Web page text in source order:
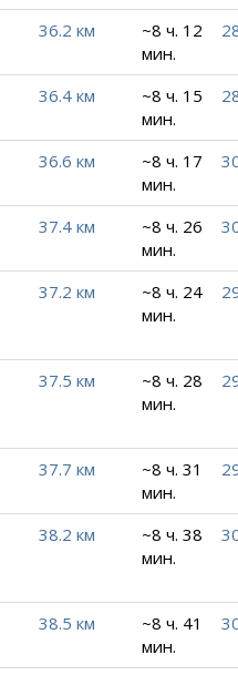
36.2 км
~8 ч. 12
мин.
36.4 км
~8 ч. 15
мин.
36.6 км
~8 ч. 17
мин.
37.4 км
~8 ч. 26
мин.
37.2 км
~8 ч. 24
мин.
37.5 км
~8 ч. 28
мин.
37.7 км
~8 ч. 31
мин.
38.2 км
~8 ч. 38
мин.
38.5 км
~8 ч. 41
мин.